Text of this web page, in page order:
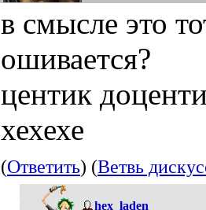
в смысле это
ошивается?
центик
хехехе
(Ответить) (Ветвь
hex_laden